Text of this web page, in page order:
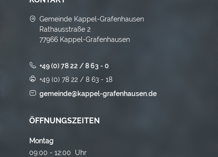
Gemeinde Kappel-Grafenhausen
Rathausstraße 2
77966 Kappel-Grafenhausen
+49 (0) 78 22 / 8 63 - 0
+49 (0) 78 22 / 8 63 - 18
gemeinde@kappel-grafenhausen.de
ÖFFNUNGSZEITEN
Montag
09:00 - 12:00 Uhr